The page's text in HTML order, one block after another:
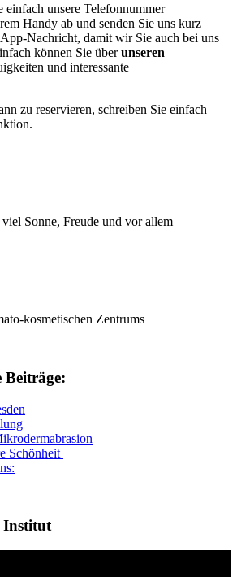
einfach unsere Telefonnummer
Handy ab und senden Sie uns kurz
Nachricht, damit wir Sie auch bei uns
können Sie überunseren
und interessante
zu reservieren, schreiben Sie einfach
Sonne, Freude und vor allem
kosmetischen Zentrums
Beiträge:
Schönheit
Institut